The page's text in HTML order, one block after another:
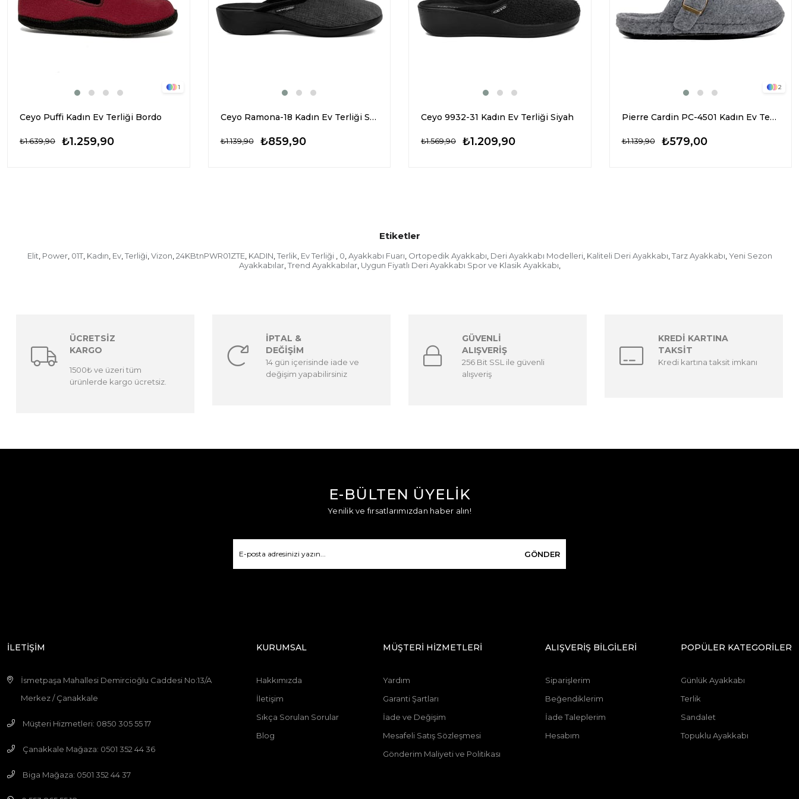
1
Ceyo Puffi Kadın Ev Terliği Bordo
₺1.259,90
₺1.639,90
Ceyo Ramona-18 Kadın Ev Terliği Siyah
₺859,90
₺1.139,90
Ceyo 9932-31 Kadın Ev Terliği Siyah
₺1.209,90
₺1.569,90
2
Pierre Cardin PC-4501 Kadın Ev Terliği Gri
₺579,00
₺1.139,90
Etiketler
Elit Power, 01T, Kadın Ev, Terliği, Vizon 24KBtnPWR01ZTE, KADIN Terlik Ev Terliği 0 Ayakkabı Fuarı Ortopedik Ayakkabı Deri Ayakkabı Modelleri, Kaliteli Deri Ayakkabı Tarz Ayakkabı Yeni Sezon
Ayakkabılar, Trend Ayakkabılar, Uygun Fiyatlı Deri Ayakkabı Spor ve Klasik Ayakkabı
ÜCRETSİZ
KARGO
1500₺ ve üzeri tüm
ürünlerde kargo ücretsiz.
İPTAL &
DEĞİŞİM
14 gün içerisinde iade ve
değişim yapabilirsiniz
GÜVENLİ
ALIŞVERİŞ
256 Bit SSL ile güvenli
alışveriş
KREDİ KARTINA
TAKSİT
Kredi kartına taksit imkanı
E-BÜLTEN ÜYELİK
Yenilik ve fırsatlarımızdan haber alın!
GÖNDER
İLETİŞİM
İsmetpaşa Mahallesi Demircioğlu Caddesi No:13/A
Merkez / Çanakkale
Müşteri Hizmetleri: 0850 305 55 17
Çanakkale Mağaza: 0501 352 44 36
Biga Mağaza: 0501 352 44 37
KURUMSAL
Hakkımızda
İletişim
Sıkça Sorulan Sorular
Blog
MÜŞTERİ HİZMETLERİ
Yardım
Garanti Şartları
İade ve Değişim
Mesafeli Satış Sözleşmesi
Gönderim Maliyeti ve Politikası
ALIŞVERİŞ BİLGİLERİ
Siparişlerim
Beğendiklerim
İade Taleplerim
Hesabım
POPÜLER KATEGORİLER
Günlük Ayakkabı
Terlik
Sandalet
Topuklu Ayakkabı